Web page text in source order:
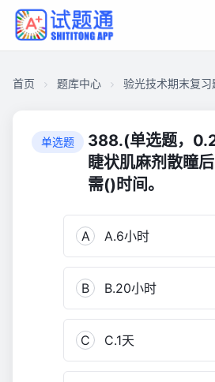
首页 题库中心 验光技术期末复习
单选题
388.(单选题，
睫状肌麻剂散瞳
需()时间。
A A.6小时
B B.20小时
C C.1天